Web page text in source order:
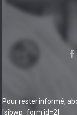
Pour rester informé,
[sibwp_form id=2]